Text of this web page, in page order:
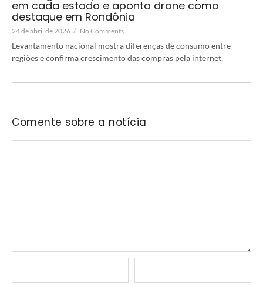
em cada estado e aponta drone como
destaque em Rondônia
24 de abril de 2026 / No Comments
Levantamento nacional mostra diferenças de consumo entre
regiões e confirma crescimento das compras pela internet.
Comente sobre a notícia